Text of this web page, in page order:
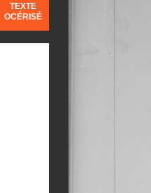
TEXTE
OCÉRISÉ